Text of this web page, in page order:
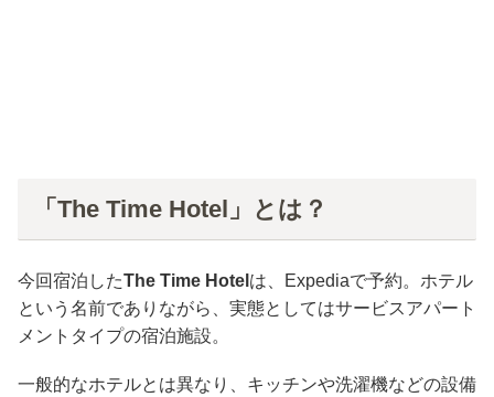
「The Time Hotel」とは？
今回宿泊したThe Time Hotel は、Expediaで予約。ホテル
という名前でありながら、実態としてはサービスアパート
メントタイプの宿泊施設。
一般的なホテルとは異なり、キッチンや洗濯機などの設備